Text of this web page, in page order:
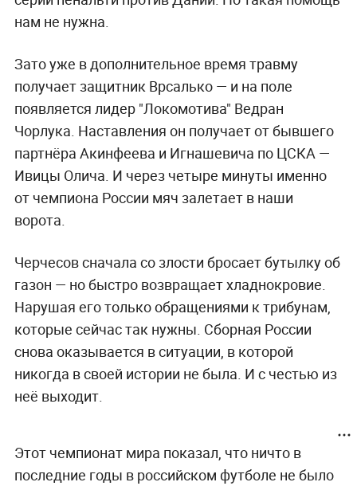
нам не нужна.
Зато уже в дополнительное время травму
получает защитник Врсалько — и на поле
появляется лидер "Локомотива" Ведран
Чорлука. Наставления он получает от бывшего
партнёра Акинфеева и Игнашевича по ЦСКА —
Ивицы Олича. И через четыре минуты именно
от чемпиона России мяч залетает в наши
ворота.
Черчесов сначала со злости бросает бутылку об
газон — но быстро возвращает хладнокровие.
Нарушая его только обращениями к трибунам,
которые сейчас так нужны. Сборная России
снова оказывается в ситуации, в которой
никогда в своей истории не была. И с честью из
неё выходит.
Этот чемпионат мира показал, что ничто в
последние годы в российском футболе не было